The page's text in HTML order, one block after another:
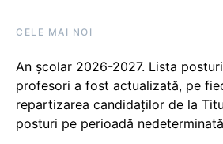
CELE MAI NOI
An școlar 2026-2027. Lista
profesori a fost actualizată, pe
repartizarea candidaților de la
posturi pe perioadă nedeterminată